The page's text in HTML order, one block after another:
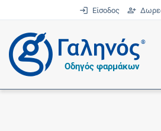
Είσοδος
®
Οδηγός φαρμάκων